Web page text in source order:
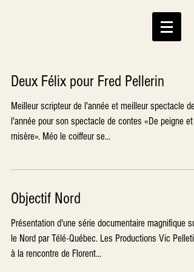
Deux Félix pour Fred Pellerin
Meilleur scripteur de l'année et meilleur spectacle de
l'année pour son spectacle de contes «De peigne et
misère». Méo le coiffeur se...
Objectif Nord
Présentation d'une série documentaire magnifique sur
le Nord par Télé-Québec. Les Productions Vic Pelletier
à la rencontre de Florent...